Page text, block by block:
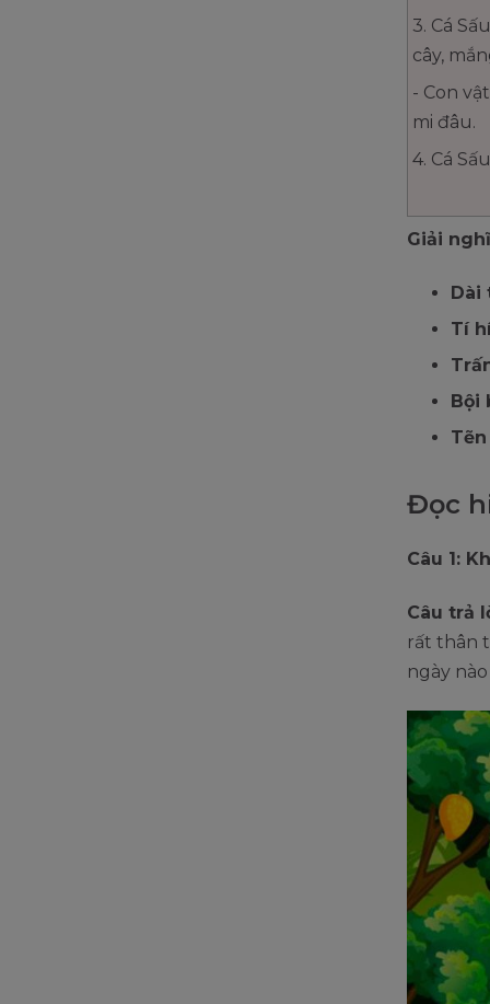
3. Cá
cây,
- Con
mi đâu.
4. Cá
Giải
Dài
Tí
Bội
Đọc
Câu 1:
Câu trả
rất thân
ngày